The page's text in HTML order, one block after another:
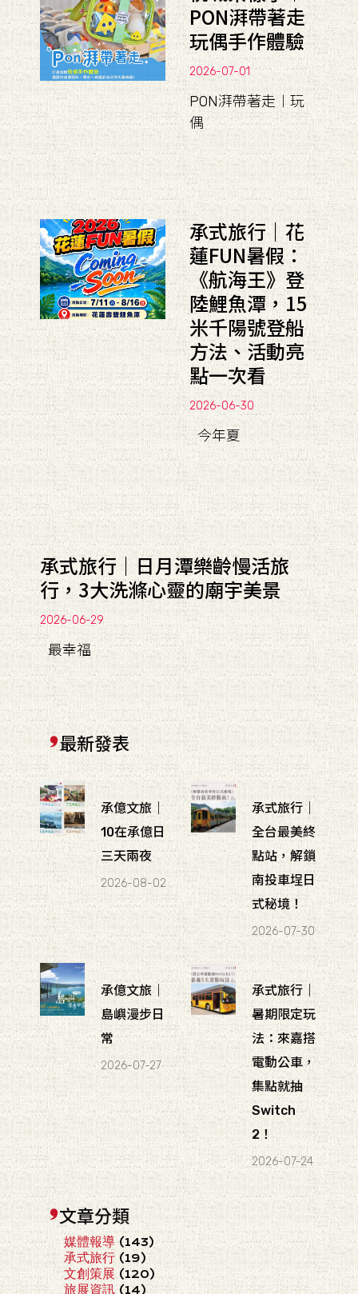
PON湃帶著走
玩偶手作體驗
2026-07-01
PON湃帶著走︱玩
偶
承式旅行｜花
蓮FUN暑假：
《航海王》登
陸鯉魚潭，15
米千陽號登船
方法、活動亮
點一次看
2026-06-30
今年夏
承式旅行｜日月潭樂齡慢活旅
行，3大洗滌心靈的廟宇美景
2026-06-29
最幸福
最新發表
承億文旅｜
10在承億日
三天兩夜
2026-08-02
承式旅行｜
全台最美終
點站，解鎖
南投車埕日
式秘境！
2026-07-30
承億文旅｜
島嶼漫步日
常
2026-07-27
承式旅行｜
暑期限定玩
法：來嘉搭
電動公車，
集點就抽
Switch
2！
2026-07-24
文章分類
媒體報導(143)
承式旅行 (19)
文創策展(120)
旅展資訊(14)